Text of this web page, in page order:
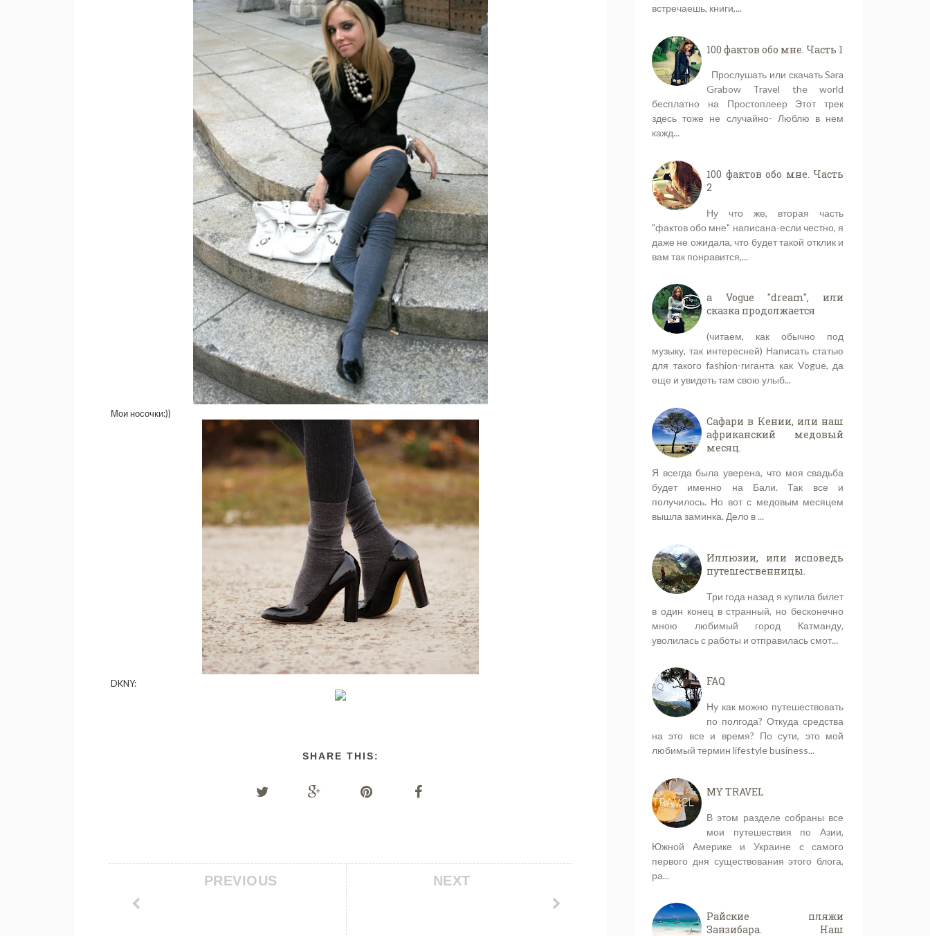
Мои носочки:))
DKNY:
SHARE THIS:
NEXT
PREVIOUS
встречаешь, книги,...
100 фактов обо мне. Часть 1
Прослушать или скачать Sara
Grabow Travel the world
бесплатно на Простоплеер Этот трек
здесь тоже не случайно- Люблю в нем
кажд...
100 фактов обо мне. Часть
2
Ну что же, вторая часть
"фактов обо мне" написана-если честно, я
даже не ожидала, что будет такой отклик и
вам так понравится,...
a Vogue "dream", или
сказка продолжается
(читаем, как обычно под
музыку, так интересней) Написать статью
для такого fashion-гиганта как Vogue, да
еще и увидеть там свою улыб...
Сафари в Кении, или наш
африканский медовый
месяц.
Я всегда была уверена, что моя свадьба
будет именно на Бали. Так все и
получилось. Но вот с медовым месяцем
вышла заминка. Дело в ...
Иллюзии, или исповедь
путешественницы.
Три года назад я купила билет
в один конец в странный, но бесконечно
мною любимый город Катманду,
уволилась с работы и отправилась смот...
FAQ
Ну как можно путешествовать
по полгода? Откуда средства
на это все и время? По сути, это мой
любимый термин lifestyle business...
MY TRAVEL
В этом разделе собраны все
мои путешествия по Азии,
Южной Америке и Украине с самого
первого дня существования этого блога,
ра...
Райские пляжи
Занзибара. Наш